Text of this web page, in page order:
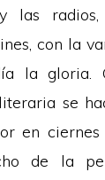
y las
con la
la gloria.
se
en
de la